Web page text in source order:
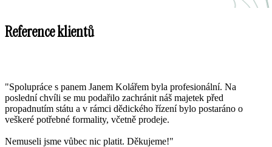
Reference klientů
"Spolupráce s panem Janem Kolářem byla profesionální. Na
poslední chvíli se mu podařilo zachránit náš majetek před
propadnutím státu a v rámci dědického řízení bylo postaráno o
veškeré potřebné formality, včetně prodeje.
Nemuseli jsme vůbec nic platit. Děkujeme!"